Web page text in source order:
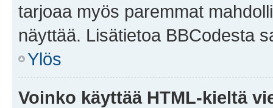
tarjoaa myös paremmat
näyttää. Lisätietoa BBCodesta
Ylös
Voinko käyttää HTML-kieltä